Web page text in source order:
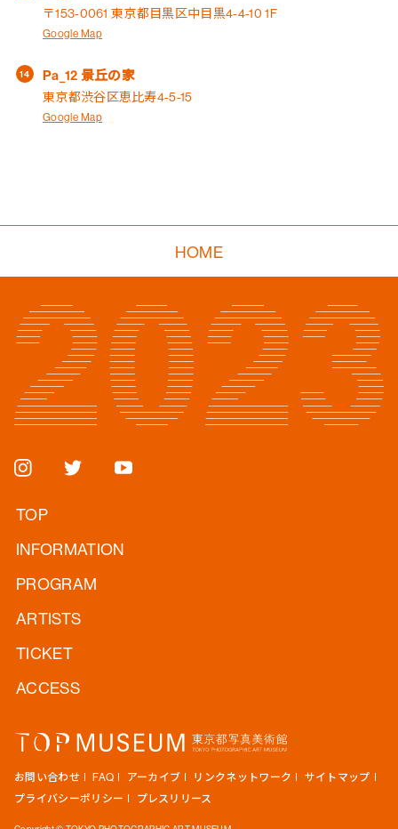
〒153-0061 東京都目黒区中目黒4-4-10 1F
Google Map
Pa_12 景丘の家
東京都渋谷区恵比寿4-5-15
Google Map
HOME
TOP
INFORMATION
PROGRAM
ARTISTS
TICKET
ACCESS
お問い合わせ FAQ アーカイブ リンクネットワーク
サイトマップ
プライバシーポリシー
プレスリリース